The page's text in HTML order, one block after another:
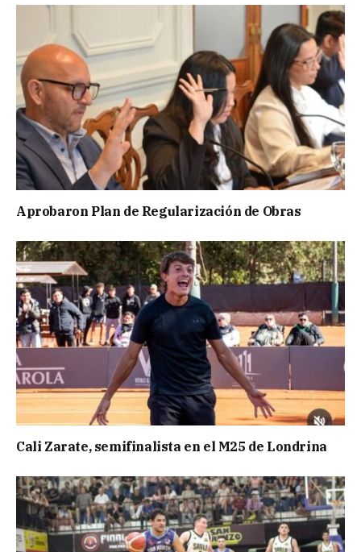
Aprobaron Plan de Regularización de Obras
Cali Zarate, semifinalista en el M25 de Londrina